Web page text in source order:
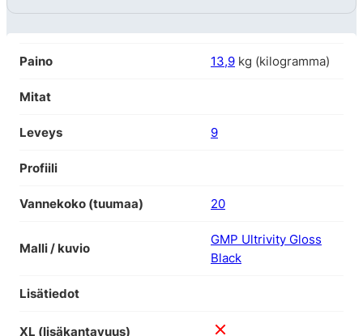
Paino 13,9 kg (kilogramma)
Mitat
Leveys 9
Profiili
Vannekoko (tuumaa) 20
Malli / kuvio
GMP Ultrivity Gloss
Black
Lisätiedot
XL (lisäkantavuus)